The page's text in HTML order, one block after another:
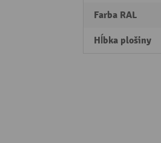
Farba RAL
Hĺbka plošiny